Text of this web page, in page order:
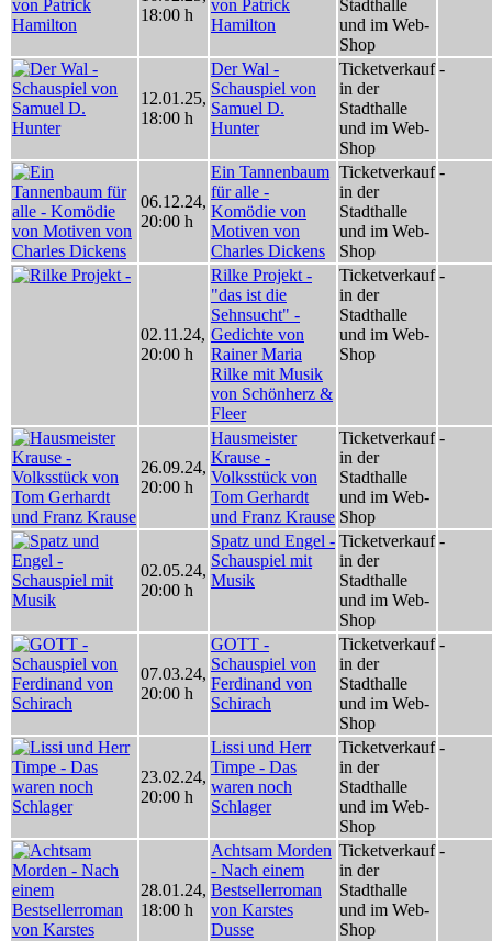
18:00 h
von Patrick
Hamilton
Stadthalle
und im Web-
Shop
12.01.25,
18:00 h
Der Wal -
Schauspiel von
Samuel D.
Hunter
Ticketverkauf
in der
Stadthalle
und im Web-
Shop
-
06.12.24,
20:00 h
Ein Tannenbaum
für alle -
Komödie von
Motiven von
Charles Dickens
Ticketverkauf
in der
Stadthalle
und im Web-
Shop
-
02.11.24,
20:00 h
Rilke Projekt -
"das ist die
Sehnsucht" -
Gedichte von
Rainer Maria
Rilke mit Musik
von Schönherz &
Fleer
Ticketverkauf
in der
Stadthalle
und im Web-
Shop
-
26.09.24,
20:00 h
Hausmeister
Krause -
Volksstück von
Tom Gerhardt
und Franz Krause
Ticketverkauf
in der
Stadthalle
und im Web-
Shop
-
02.05.24,
20:00 h
Spatz und Engel -
Schauspiel mit
Musik
Ticketverkauf
in der
Stadthalle
und im Web-
Shop
-
07.03.24,
20:00 h
GOTT -
Schauspiel von
Ferdinand von
Schirach
Ticketverkauf
in der
Stadthalle
und im Web-
Shop
-
23.02.24,
20:00 h
Lissi und Herr
Timpe - Das
waren noch
Schlager
Ticketverkauf
in der
Stadthalle
und im Web-
Shop
-
28.01.24,
18:00 h
Achtsam Morden
- Nach einem
Bestsellerroman
von Karstes
Dusse
Ticketverkauf
in der
Stadthalle
und im Web-
Shop
-